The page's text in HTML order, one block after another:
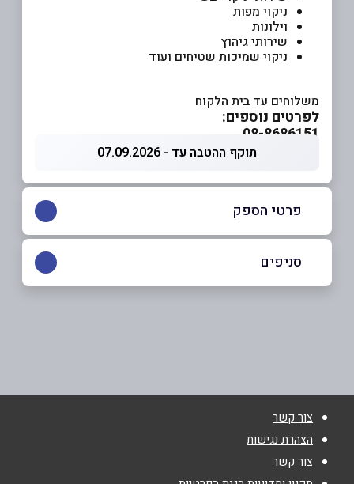
ניקוי מפות
וילונות
שירותי גיהוץ
ניקוי שמיכות שטיחים ועוד
משלוחים עד בית הלקוח
לפרטים נוספים:
08-8686151
תוקף ההטבה עד - 07.09.2026
פרטי הספק
סניפים
צור קשר
הצהרת נגישות
צור קשר